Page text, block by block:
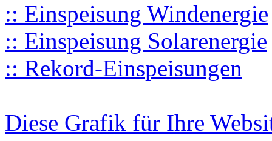
:: Einspeisung Windenergie
:: Einspeisung Solarenergie
:: Rekord-Einspeisungen
Diese Grafik für Ihre